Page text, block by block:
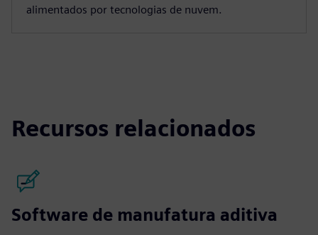
alimentados por tecnologias de nuvem.
Recursos relacionados
Software de manufatura aditiva